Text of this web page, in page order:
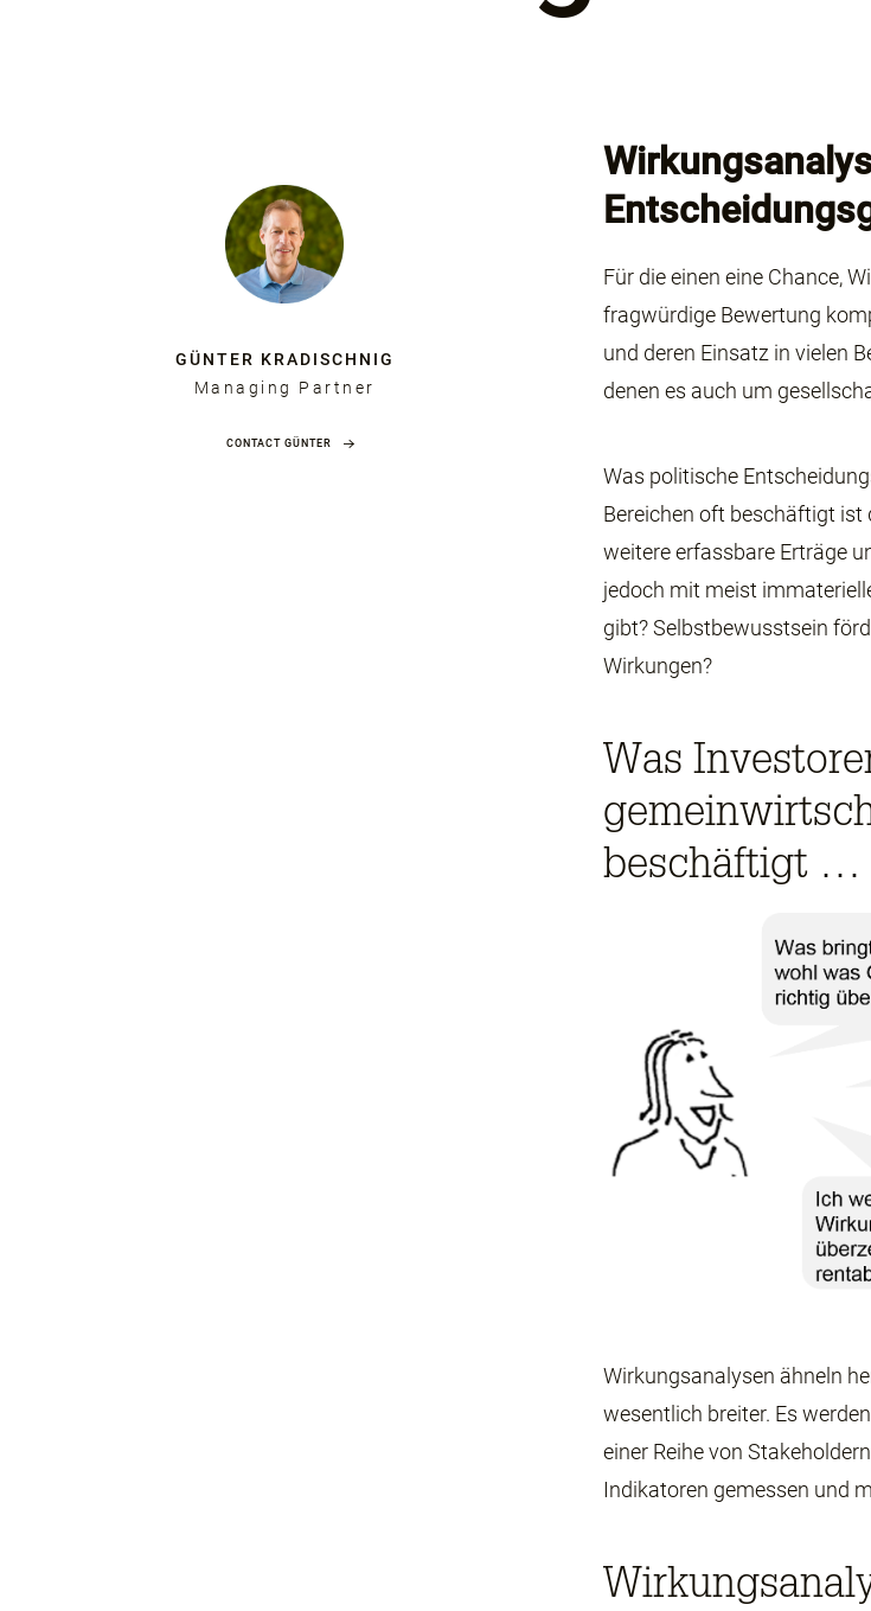
GÜNTER KRADISCHNIG
Managing Partner
CONTACT GÜNTER
Für die einen eine Chance,
fragwürdige Bewertung
und deren Einsatz in vielen
denen es auch um
Was politische
Bereichen oft beschäftigt ist
weitere erfassbare Erträge
jedoch mit meist
gibt? Selbstbewusstsein
Wirkungen?
Was
beschäftigt …
Wirkungsanalysen ähneln
wesentlich breiter. Es
einer Reihe von
Indikatoren gemessen und